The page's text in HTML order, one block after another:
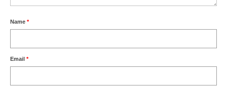
Name *
Email *